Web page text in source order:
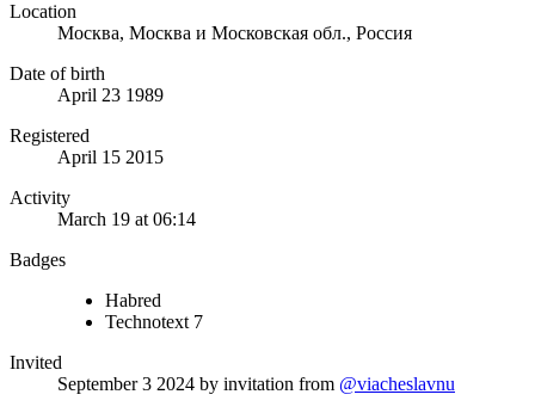
Location
Москва, Москва и Московская обл., Россия
Date of birth
April 23 1989
Registered
April 15 2015
Activity
March 19 at 06:14
Badges
Habred
Technotext 7
Invited
September 3 2024 by invitation from @viacheslavnu